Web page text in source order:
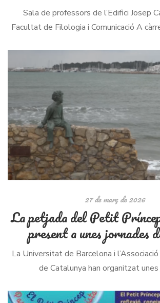
Sala de professors de l’Edifici Josep
Facultat de Filologia i Comunicació A
27 de març de 2026
La petjada del Petit
present a unes jornades
La Universitat de Barcelona i
de Catalunya han organitzat
d’Antoine de Sant-Exupéry. Han